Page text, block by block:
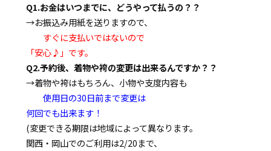
Q1.お金はいつまでに、どうやって払うの？？
→お振込み用紙を送りますので、
すぐに支払いではないので
「安心♪」です。
Q2.予約後、着物や袴の変更は出来るんですか？？
→着物や袴はもちろん、小物や支度内容も
使用日の30日前まで変更は
何回でも出来ます！
(変更できる期限は地域によって異なります。
関西・岡山でのご利用は2/20まで、